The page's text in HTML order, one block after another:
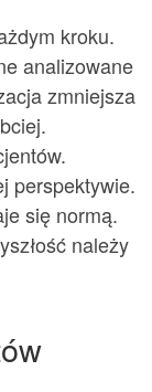
kroku.
analizowane
zmniejsza
perspektywie.
się normą.
należy